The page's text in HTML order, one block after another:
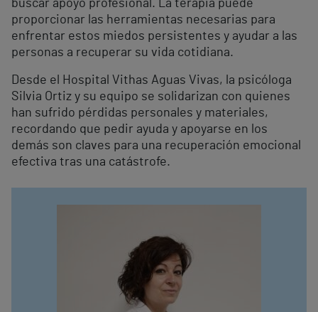
buscar apoyo profesional. La terapia puede
proporcionar las herramientas necesarias para
enfrentar estos miedos persistentes y ayudar a las
personas a recuperar su vida cotidiana.
Desde el Hospital Vithas Aguas Vivas, la psicóloga
Silvia Ortiz y su equipo se solidarizan con quienes
han sufrido pérdidas personales y materiales,
recordando que pedir ayuda y apoyarse en los
demás son claves para una recuperación emocional
efectiva tras una catástrofe.